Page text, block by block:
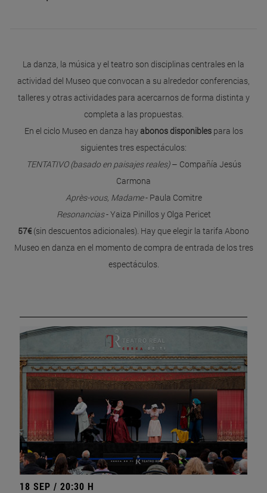
La danza, la música y el teatro son disciplinas centrales en la
actividad del Museo que convocan a su alrededor conferencias,
talleres y otras actividades para acercarnos de forma distinta y
completa a las propuestas.
En el ciclo Museo en danza hayabonos disponiblespara los
siguientes tres espectáculos:
TENTATIVO (basado en paisajes reales)– Compañía Jesús
Carmona
Après-vous, Madame- Paula Comitre
Resonancias- Yaiza Pinillos y Olga Pericet
57€ (sin descuentos adicionales). Hay que elegir la tarifa Abono
Museo en danza en el momento de compra de entrada de los tres
espectáculos.
18 SEP / 20:30 H